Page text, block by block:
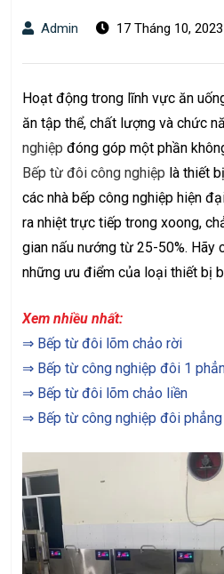
Admin 17 Tháng 10, 2023
Hoạt động trong lĩnh vực ăn
ăn tập thể, chất lượng và chức
nghiệp đóng góp một phần
Bếp từ đôi công nghiệp là thiết
các nhà bếp công nghiệp hiện
ra nhiệt trực tiếp trong xoong,
gian nấu nướng từ 25-50%. Hãy
những ưu điểm của loại thiết bị
Xem nhiều nhất:
⇒ Bếp từ đôi lõm chảo rời
⇒ Bếp từ công nghiệp đôi 1
⇒ Bếp từ đôi lõm chảo liền
⇒ Bếp từ công nghiệp đôi